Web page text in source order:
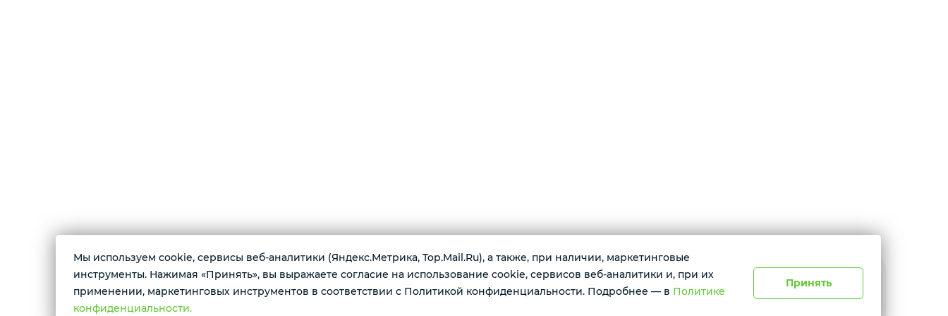
О магазине
Магазин цифровой электроники. В продаже имеются по доступным ценам:
смартфоны, планшеты, смарт-часы, беспроводные наушники, ноутбуки, игровые
г. Красноярск, ул. Абытаевская 2, офис 337
Мы используем cookie, сервисы веб-аналитики (Яндекс.Метрика, Top.Mail.Ru), а также, при наличии, маркетинговые
инструменты. Нажимая «Принять», вы выражаете согласие на использование cookie, сервисов веб-аналитики и, при их
применении, маркетинговых инструментов в соответствии с Политикой конфиденциальности. Подробнее — в Политике
конфиденциальности.
Принять